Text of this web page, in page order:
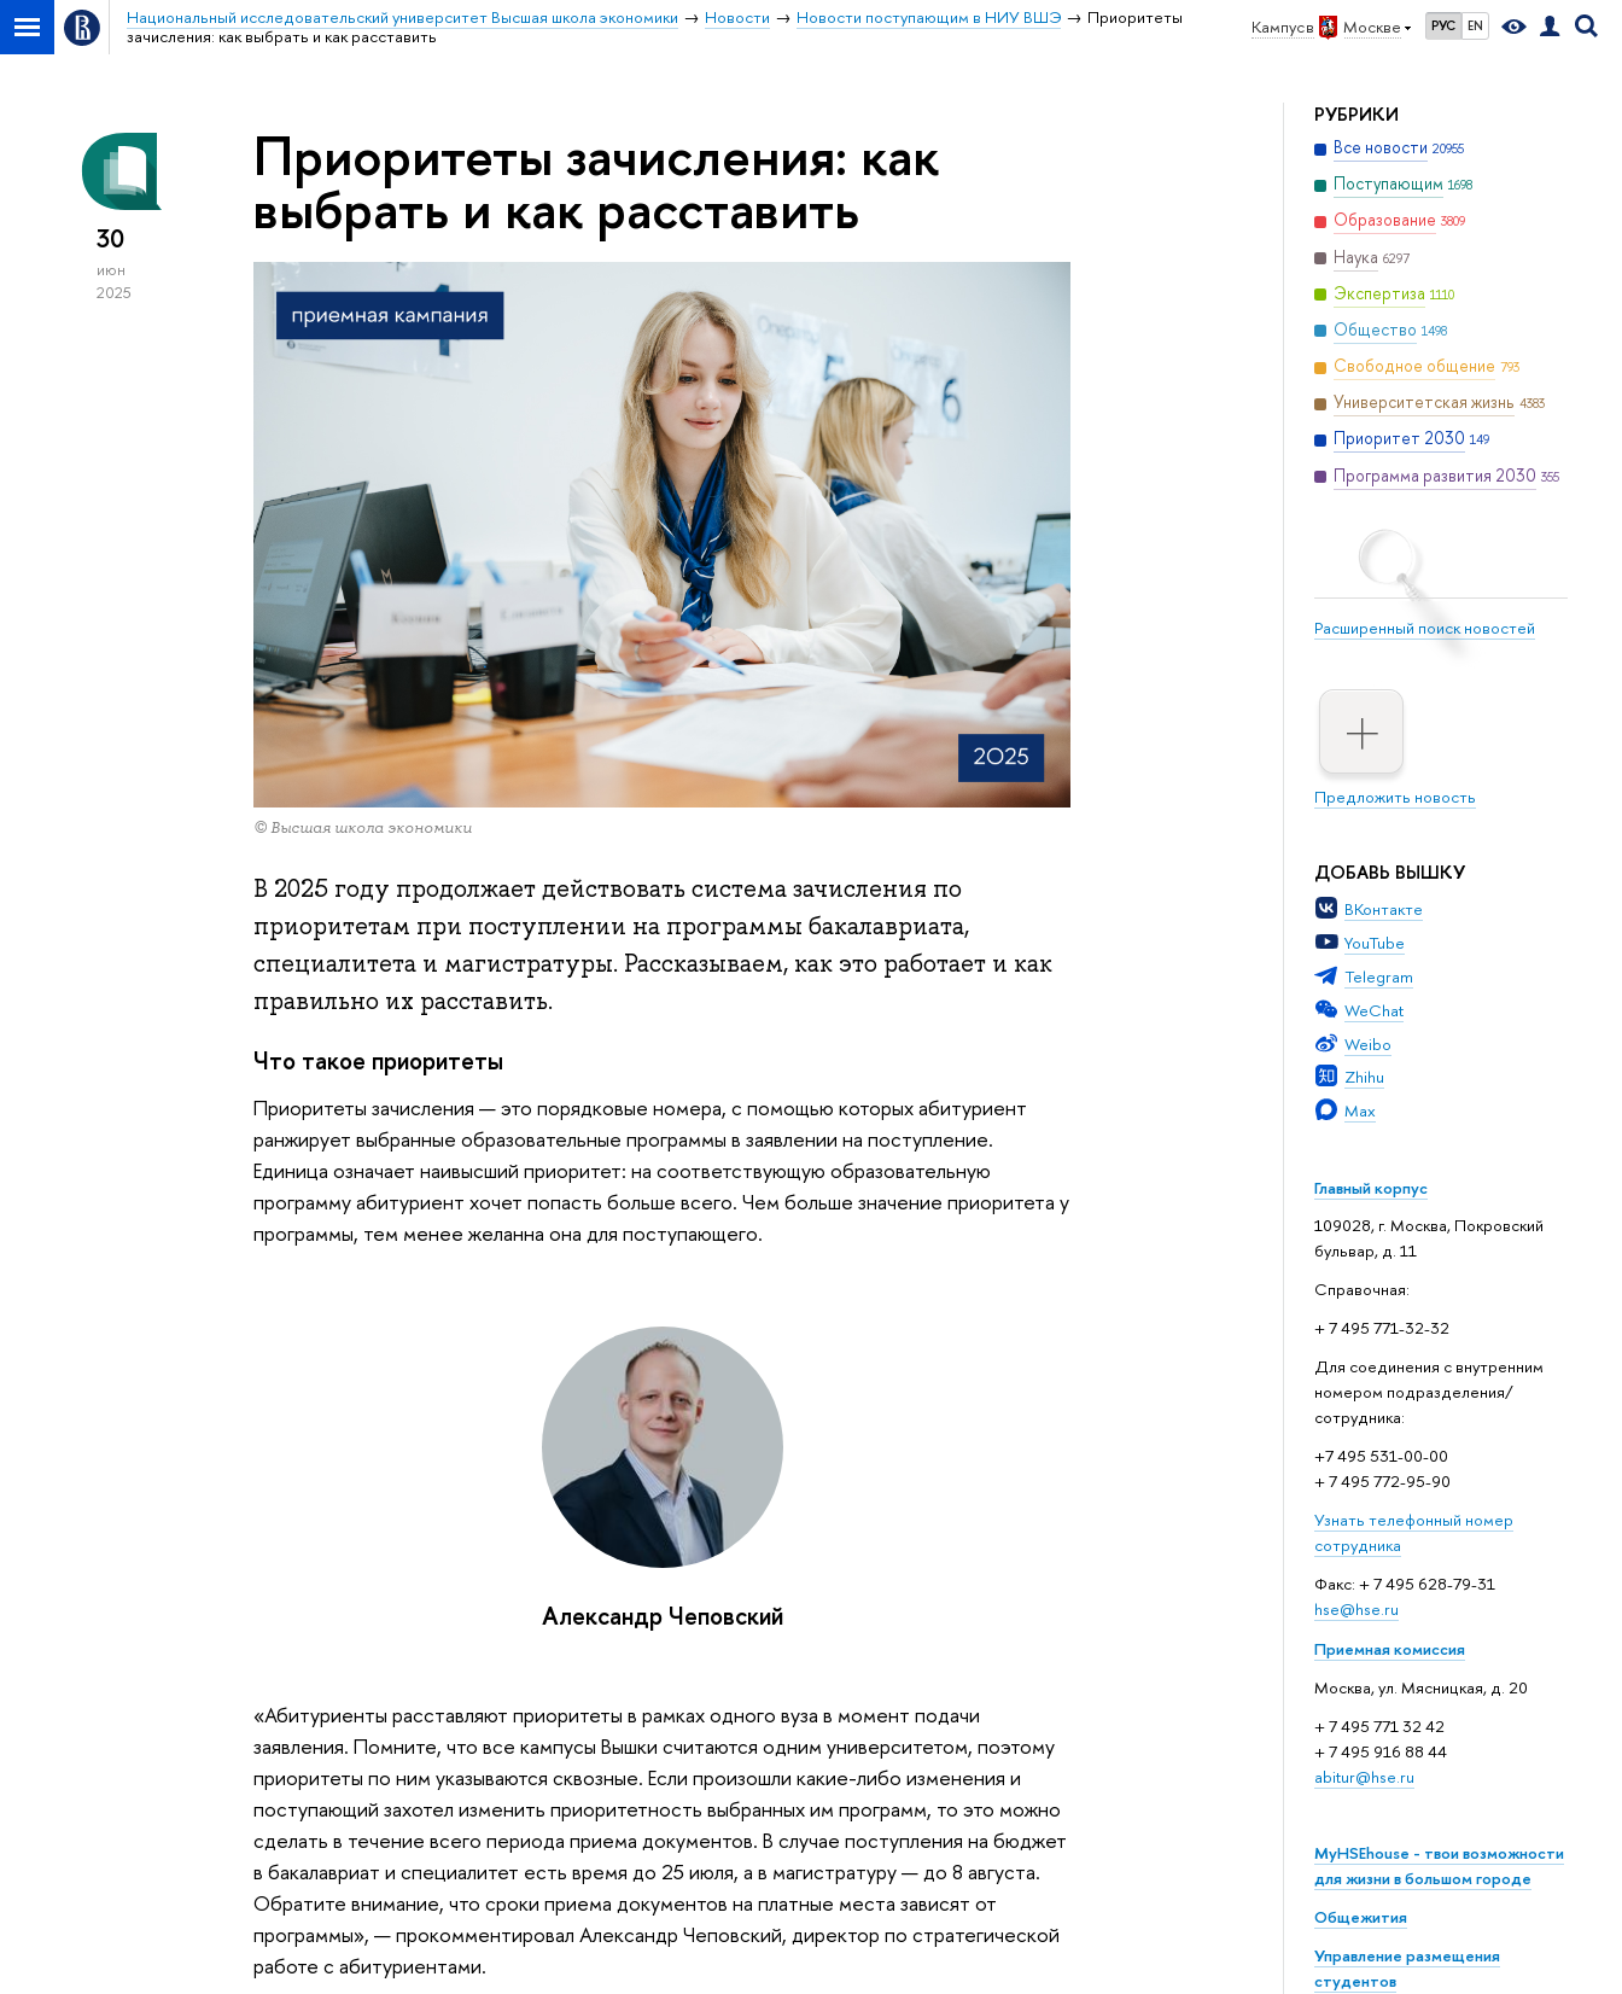
Кампус в Москве РУС EN
Национальный исследовательский университет Высшая школа экономики Новости Новости поступающим в НИУ ВШЭ
Приоритеты
зачисления: как выбрать и как расставить
РУБРИКИ
Все новости 20955
Поступающим 1698
Образование 3809
Наука 6297
Экспертиза 1110
Общество 1498
Свободное общение 793
Университетская жизнь 4383
Приоритет 2030 149
Программа развития 2030 355
Расширенный поиск новостей
Предложить новость
ДОБАВЬ ВЫШКУ
ВКонтакте
YouTube
Telegram
WeChat
Weibo
Zhihu
Max
Главный корпус
109028, г. Москва, Покровский
бульвар, д. 11
Справочная:
+ 7 495 771-32-32
Для соединения с внутренним
номером подразделения/
сотрудника:
+7 495 531-00-00
+ 7 495 772-95-90
Узнать телефонный номер
сотрудника
Факс: + 7 495 628-79-31
hse@hse.ru
Приемная комиссия
Москва, ул. Мясницкая, д. 20
+ 7 495 771 32 42
+ 7 495 916 88 44
abitur@hse.ru
MyHSEhouse - твои возможности
для жизни в большом городе
Общежития
Управление размещения
студентов
30
июн
2025
Приоритеты зачисления: как
выбрать и как расставить
© Высшая школа экономики
В 2025 году продолжает действовать система зачисления по
приоритетам при поступлении на программы бакалавриата,
специалитета и магистратуры. Рассказываем, как это работает и как
правильно их расставить.
Что такое приоритеты
Приоритеты зачисления — это порядковые номера, с помощью которых абитуриент
ранжирует выбранные образовательные программы в заявлении на поступление.
Единица означает наивысший приоритет: на соответствующую образовательную
программу абитуриент хочет попасть больше всего. Чем больше значение приоритета у
программы, тем менее желанна она для поступающего.
Александр Чеповский
«Абитуриенты расставляют приоритеты в рамках одного вуза в момент подачи
заявления. Помните, что все кампусы Вышки считаются одним университетом, поэтому
приоритеты по ним указываются сквозные. Если произошли какие-либо изменения и
поступающий захотел изменить приоритетность выбранных им программ, то это можно
сделать в течение всего периода приема документов. В случае поступления на бюджет
в бакалавриат и специалитет есть время до 25 июля, а в магистратуру — до 8 августа.
Обратите внимание, что сроки приема документов на платные места зависят от
программы», — прокомментировал Александр Чеповский, директор по стратегической
работе с абитуриентами.